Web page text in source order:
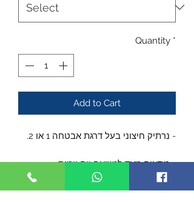
Quantity *
Add to Cart
- נרתיק חיצוני בעל דרגת אבטחה 1 או 2.
- מתאים מאד לנשיאה יום יומית.
- הנדסת אנוש מעולה מאפשרת שליפה